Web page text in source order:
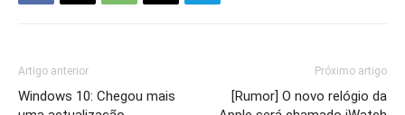
Artigo anterior
Windows 10: Chegou mais
Próximo artigo
[Rumor] O novo relógio da